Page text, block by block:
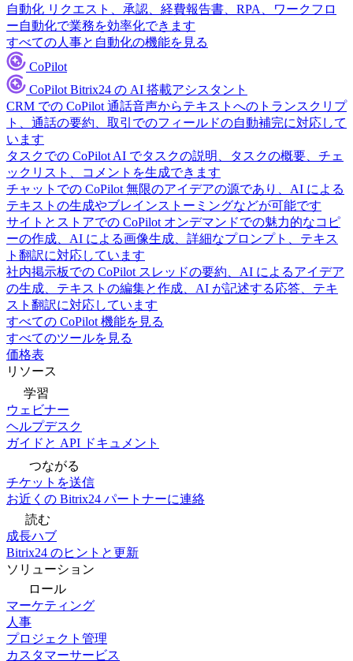
自動化 リクエスト、承認、経費報告書、RPA、ワークフロ
ー自動化で業務を効率化できます
すべての人事と自動化の機能を見る
CoPilot
CoPilot Bitrix24 の AI 搭載アシスタント
CRM での CoPilot 通話音声からテキストへのトランスクリプ
ト、通話の要約、取引でのフィールドの自動補完に対応して
います
タスクでの CoPilot AI でタスクの説明、タスクの概要、チェ
ックリスト、コメントを生成できます
チャットでの CoPilot 無限のアイデアの源であり、AI による
テキストの生成やブレインストーミングなどが可能です
サイトとストアでの CoPilot オンデマンドでの魅力的なコピ
ーの作成、AI による画像生成、詳細なプロンプト、テキス
ト翻訳に対応しています
社内掲示板での CoPilot スレッドの要約、AI によるアイデア
の生成、テキストの編集と作成、AI が記述する応答、テキ
スト翻訳に対応しています
すべての CoPilot 機能を見る
すべてのツールを見る
価格表
リソース
学習
ウェビナー
ヘルプデスク
ガイドと API ドキュメント
つながる
チケットを送信
お近くの Bitrix24 パートナーに連絡
読む
成長ハブ
Bitrix24 のヒントと更新
ソリューション
ロール
マーケティング
人事
プロジェクト管理
カスタマーサービス